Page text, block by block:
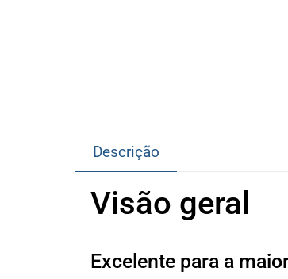
Descrição
Visão geral
Excelente para a